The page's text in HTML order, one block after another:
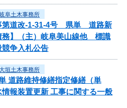
阜土木事務所
第道改-1-31-4号 県単 道路新
務】（主）岐阜美山線他 標識
争入札公告
大垣土木事務所
道路維持修繕指定修繕（単
報装置更新 工事に関する一般